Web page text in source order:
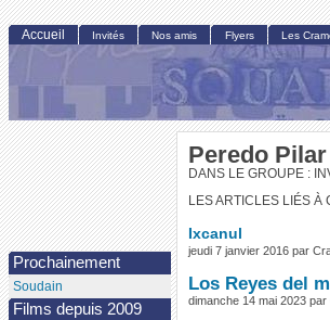
Peredo Pilar
DANS LE GROUPE :
LES ARTICLES LIÉS À
Ixcanul
jeudi 7 janvier 2016 par
Los Reyes del
dimanche 14 mai 2023 par
Accueil Invités Nos amis Flyers Les
Prochainement
Soudain
Films depuis 2009